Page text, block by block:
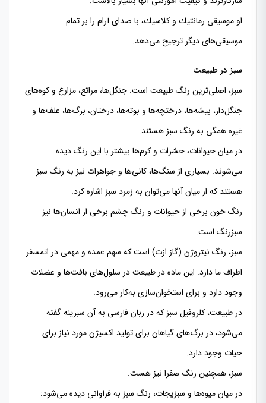
او موسیقی رمانتیك و كلاسیك، با صدای آرام را بر تمام
موسیقی‌های دیگر ترجیح می‌دهد.
سبز در طبیعت
سبز، اصلی‌‌ترین رنگ طبیعت است. جنگل‌ها، مراتع، مزارع و كوه‌های
جنگل‌دار، بیشه‌ها، درختچه‌ها و بوته‌ها، درختان، برگ‌ها، علف‌ها و
غیره همگی به رنگ سبز هستند.
در میان حیوانات، حشرات و كرم‌ها بیشتر با این رنگ دیده
می‌شوند. بسیاری از سنگ‌ها، كانی‌ها و جواهرات نیز به رنگ سبز
هستند كه از میان آنها می‌توان به زمرد سبز اشاره كرد.
رنگ خون برخی از حیوانات و رنگ چشم برخی از انسان‌ها نیز
سبزرنگ است.
سبز، رنگ نیتروژن (گاز ازت) است كه سهم عمده و مهمی در اتمسفر
اطراف ما دارد. این ماده در طبیعت در سلول‌های بافت‌ها و عضلات
وجود دارد و برای استخوان‌سازی به‌كار می‌رود.
در طبیعت، كلروفیل سبز كه در زبان فارسی به آن سبزینه گفته
می‌شود، در برگ‌های گیاهان برای تولید اكسیژن مورد نیاز برای
حیات وجود دارد.
سبز، همچنین رنگ صفرا نیز هست.
در میان میوه‌ها و سبزیجات، رنگ سبز به فراوانی دیده می‌شود: